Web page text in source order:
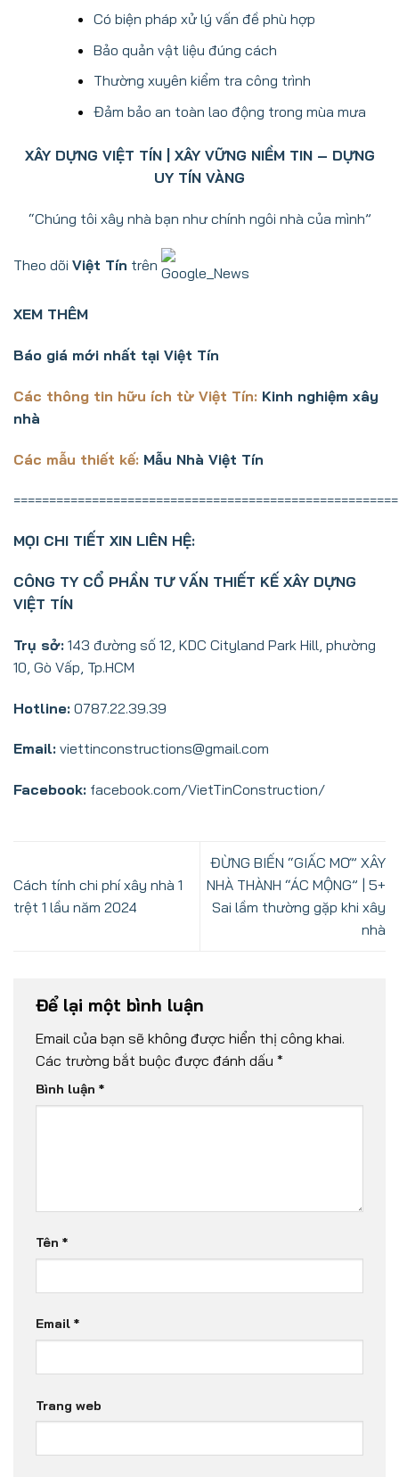
Có biện pháp xử lý vấn đề phù hợp
Bảo quản vật liệu đúng cách
Thường xuyên kiểm tra công trình
Đảm bảo an toàn lao động trong mùa mưa
XÂY DỰNG VIỆT TÍN | XÂY VỮNG NIỀM TIN – DỰNG
UY TÍN VÀNG
“Chúng tôi xây nhà bạn như chính ngôi nhà của mình”
Theo dõi Việt Tín trên
XEM THÊM
Báo giá mới nhất tại Việt Tín
Các thông tin hữu ích từ Việt Tín: Kinh nghiệm xây
nhà
Các mẫu thiết kế: Mẫu Nhà Việt Tín
======================================================
MỌI CHI TIẾT XIN LIÊN HỆ:
CÔNG TY CỔ PHẦN TƯ VẤN THIẾT KẾ XÂY DỰNG
VIỆT TÍN
Trụ sở: 143 đường số 12, KDC Cityland Park Hill, phường
10, Gò Vấp, Tp.HCM
Hotline: 0787.22.39.39
Email: viettinconstructions@gmail.com
Facebook: facebook.com/VietTinConstruction/
Cách tính chi phí xây nhà 1
trệt 1 lầu năm 2024
ĐỪNG BIẾN “GIẤC MƠ” XÂY
NHÀ THÀNH “ÁC MỘNG” | 5+
Sai lầm thường gặp khi xây
nhà
Để lại một bình luận
Email của bạn sẽ không được hiển thị công khai.
Các trường bắt buộc được đánh dấu *
Bình luận *
Tên *
Email *
Trang web